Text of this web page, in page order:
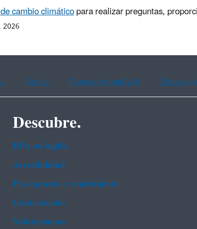
cambio climáticopara realizar preguntas,
2026
Arabic Chinese (simplified) Chinese
Descubre.
EPA en ingl‌és
Accesibilidad
Presupuesto y rendimiento
Contratación
Subvenciones